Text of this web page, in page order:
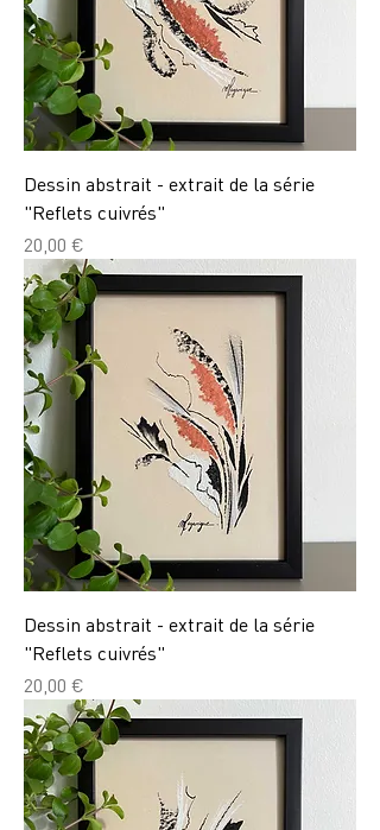
Dessin abstrait - extrait de la série
"Reflets cuivrés"
Prix
20,00 €
Dessin abstrait - extrait de la série
"Reflets cuivrés"
Prix
20,00 €